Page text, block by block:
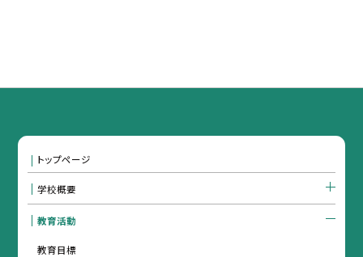
トップページ
学校概要
教育活動
教育目標